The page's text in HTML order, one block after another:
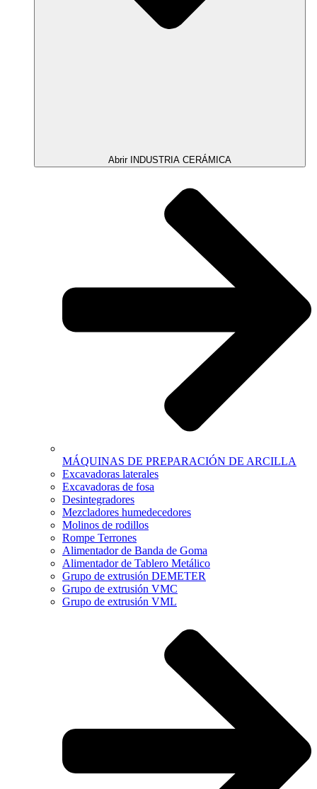
Abrir INDUSTRIA CERÁMICA
MÁQUINAS DE PREPARACIÓN DE ARCILLA
Excavadoras laterales
Excavadoras de fosa
Desintegradores
Mezcladores humedecedores
Molinos de rodillos
Rompe Terrones
Alimentador de Banda de Goma
Alimentador de Tablero Metálico
Grupo de extrusión DEMETER
Grupo de extrusión VMC
Grupo de extrusión VML